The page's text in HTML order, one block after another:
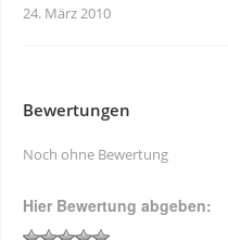
24. März 2010
Bewertungen
Noch ohne Bewertung
Hier Bewertung abgeben: